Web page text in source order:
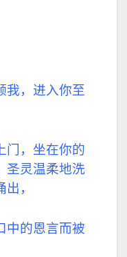
我，进入你至
门，坐在你的
圣灵温柔地洗
，
中的恩言而被